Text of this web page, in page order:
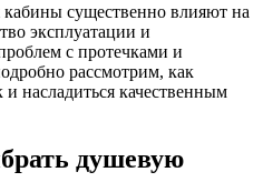
существенно влияют на
эксплуатации и
с протечками и
рассмотрим, как
насладиться качественным
душевую